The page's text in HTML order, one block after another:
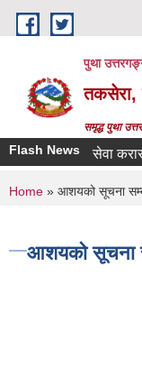
Skip to main content
पुथा
तकसेरा,
समृद्ध पुथा
Flash Newsसेवा करारमा
You are
Home » आशयको सूचना
आशयको सूचना